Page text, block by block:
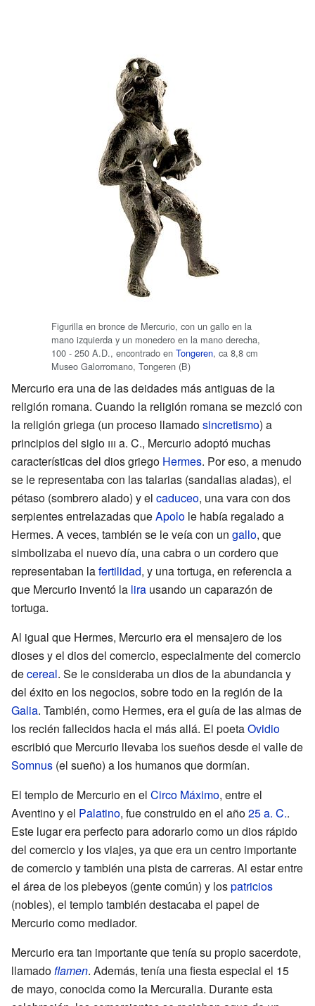
Figurilla en bronce de Mercurio, con un gallo en la
mano izquierda y un monedero en la mano derecha,
100 - 250 A.D., encontrado en Tongeren, ca 8,8 cm
Museo Galorromano, Tongeren (B)
Mercurio era una de las deidades más antiguas de la
religión romana. Cuando la religión romana se mezcló con
la religión griega (un proceso llamadosincretismo) a
principios del siglo iii a. C., Mercurio adoptó muchas
características del dios griego Hermes. Por eso, a menudo
se le representaba con las talarias (sandalias aladas), el
pétaso (sombrero alado) y el caduceo, una vara con dos
serpientes entrelazadas queApolo le había regalado a
Hermes. A veces, también se le veía con un gallo, que
simbolizaba el nuevo día, una cabra o un cordero que
representaban lafertilidad, y una tortuga, en referencia a
que Mercurio inventó la lira usando un caparazón de
tortuga.
Al igual que Hermes, Mercurio era el mensajero de los
dioses y el dios del comercio, especialmente del comercio
decereal. Se le consideraba un dios de la abundancia y
del éxito en los negocios, sobre todo en la región de la
Galia. También, como Hermes, era el guía de las almas de
los recién fallecidos hacia el más allá. El poetaOvidio
escribió que Mercurio llevaba los sueños desde el valle de
Somnus (el sueño) a los humanos que dormían.
El templo de Mercurio en el Circo Máximo, entre el
Aventino y el Palatino, fue construido en el año25 a. C..
Este lugar era perfecto para adorarlo como un dios rápido
del comercio y los viajes, ya que era un centro importante
de comercio y también una pista de carreras. Al estar entre
el área de los plebeyos (gente común) y lospatricios
(nobles), el templo también destacaba el papel de
Mercurio como mediador.
Mercurio era tan importante que tenía su propio sacerdote,
llamadoflamen. Además, tenía una fiesta especial el 15
de mayo, conocida como la Mercuralia. Durante esta